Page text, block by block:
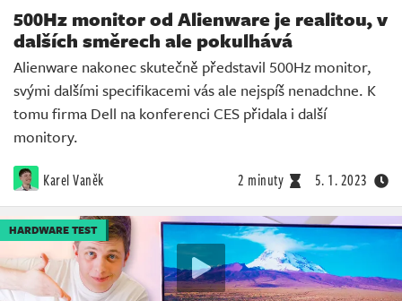
500Hz monitor od Alienware je realitou, v
dalších směrech ale pokulhává
Alienware nakonec skutečně představil 500Hz monitor,
svými dalšími specifikacemi vás ale nejspíš nenadchne. K
tomu firma Dell na konferenci CES přidala i další
monitory.
Karel Vaněk 2 minuty 5. 1. 2023
HARDWARE TEST